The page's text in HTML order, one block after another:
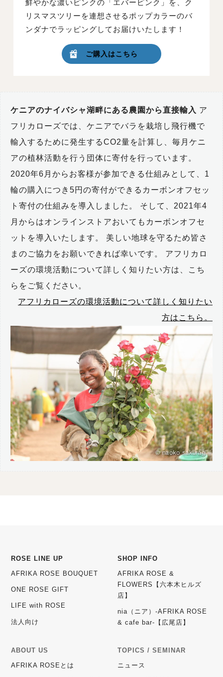
鮮やかな濃いピンクの「エバーピンク」を、ク
リスマスツリーを連想させるポップカラーのバ
ンダナでラッピングしてお届けいたします！
ご購入はこちら
ケニアのナイバシャ湖畔にある農園から直接輸入 ア
フリカローズでは、ケニアでバラを栽培し飛行機で
輸入するために発生するCO2量を計算し、毎月ケニ
アの植林活動を行う団体に寄付を行っています。
2020年6月からお客様が参加できる仕組みとして、1
輪の購入につき5円の寄付ができるカーボンオフセッ
ト寄付の仕組みを導入しました。 そして、2021年4
月からはオンラインストアおいてもカーボンオフセ
ットを導入いたします。 美しい地球を守るため皆さ
まのご協力をお願いできれば幸いです。 アフリカロ
ーズの環境活動について詳しく知りたい方は、こち
らをご覧ください。
アフリカローズの環境活動について詳しく知りたい
方はこちら。
ROSE LINE UP
AFRIKA ROSE BOUQUET
ONE ROSE GIFT
LIFE with ROSE
法人向け
SHOP INFO
AFRIKA ROSE &
FLOWERS【六本木ヒルズ
店】
nia（ニア）-AFRIKA ROSE
& cafe bar-【広尾店】
ABOUT US
AFRIKA ROSEとは
TOPICS / SEMINAR
ニュース